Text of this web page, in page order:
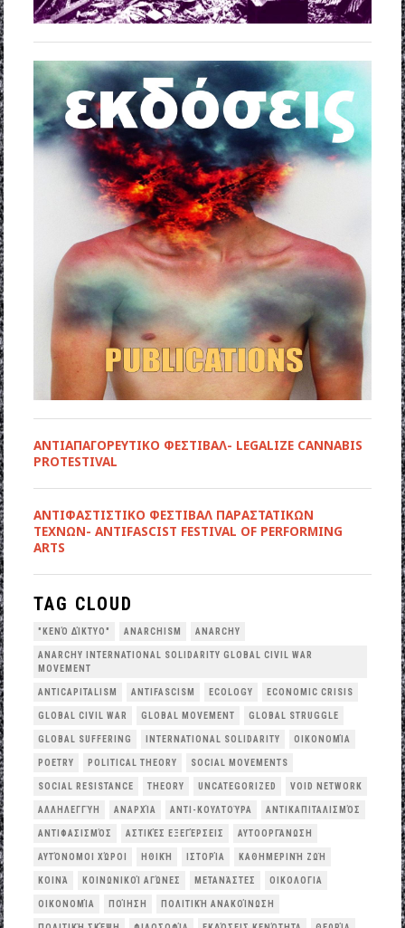
ΑΝΤΙΑΠΑΓΟΡΕΥΤΙΚΟ ΦΕΣΤΙΒΑΛ- LEGALIZE CANNABIS
PROTESTIVAL
ANTIΦΑΣΤΙΣΤΙΚΟ ΦΕΣΤΙΒΑΛ ΠΑΡΑΣΤΑΤΙΚΩΝ
ΤΕΧΝΩΝ- ANTIFASCIST FESTIVAL OF PERFORMING
ARTS
TAG CLOUD
"ΚΕΝΌ ΔΊΚΤΥΟ" ANARCHISM ANARCHY
ANARCHY INTERNATIONAL SOLIDARITY GLOBAL CIVIL WAR
MOVEMENT
ANTICAPITALISM ANTIFASCISM ECOLOGY ECONOMIC CRISIS
GLOBAL CIVIL WAR GLOBAL MOVEMENT GLOBAL STRUGGLE
GLOBAL SUFFERING INTERNATIONAL SOLIDARITY OΙΚΟΝΟΜΊΑ
POETRY POLITICAL THEORY SOCIAL MOVEMENTS
SOCIAL RESISTANCE THEORY UNCATEGORIZED VOID NETWORK
ΑΛΛΗΛΕΓΓΎΗ ΑΝΑΡΧΊΑ ΑΝΤΙ-ΚΟΥΛΤΟΎΡΑ ΑΝΤΙΚΑΠΙΤΑΛΙΣΜΌΣ
ΑΝΤΙΦΑΣΙΣΜΌΣ ΑΣΤΙΚΈΣ ΕΞΕΓΈΡΣΕΙΣ ΑΥΤΟΟΡΓΆΝΩΣΗ
ΑΥΤΌΝΟΜΟΙ ΧΏΡΟΙ ΗΘΙΚΉ ΙΣΤΟΡΊΑ ΚΑΘΗΜΕΡΙΝΉ ΖΩΉ
ΚΟΙΝΆ ΚΟΙΝΩΝΙΚΟΊ ΑΓΏΝΕΣ ΜΕΤΑΝΆΣΤΕΣ ΟΙΚΟΛΟΓΙΑ
ΟΙΚΟΝΟΜΊΑ ΠΟΊΗΣΗ ΠΟΛΙΤΙΚΉ ΑΝΑΚΟΊΝΩΣΗ